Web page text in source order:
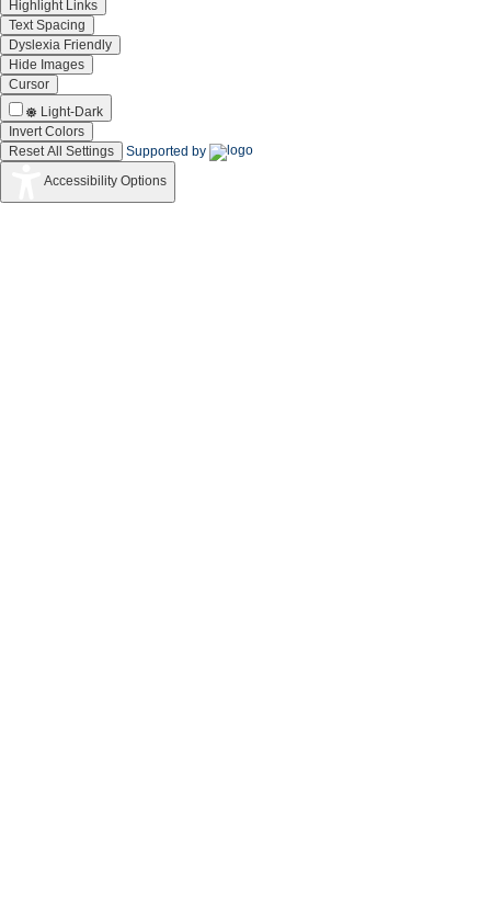
Highlight Links
Text Spacing
Dyslexia Friendly
Hide Images
Cursor
Light-Dark
Invert Colors
Reset All Settings
Supported by
Accessibility Options